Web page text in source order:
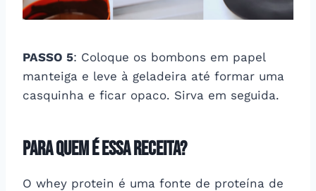
PASSO 5: Coloque os bombons em papel
manteiga e leve à geladeira até formar uma
casquinha e ficar opaco. Sirva em seguida.
Para quem é essa receita?
O whey protein é uma fonte de proteína de